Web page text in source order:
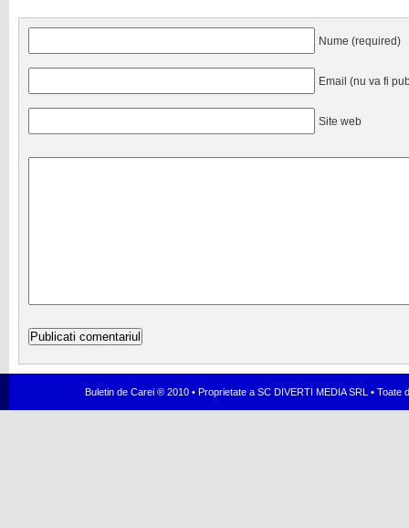
Nume (required)
Email (nu va fi
Site web
Buletin de Carei ® 2010 • Proprietate a SC DIVERTI MEDIA SRL •